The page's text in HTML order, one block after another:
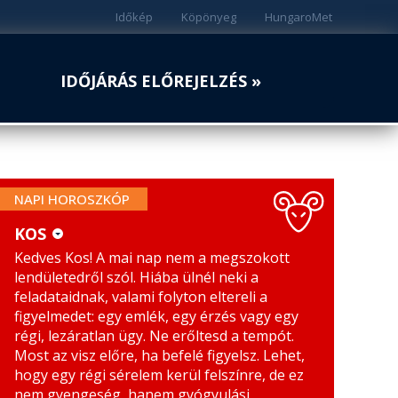
HungaroMet
Köpönyeg
Időkép
IDŐJÁRÁS ELŐREJELZÉS »
NAPI HOROSZKÓP
KOS
BIKA
IKREK
RÁK
MÉRLEG
SKORPIÓ
NYILAS
BAK
KOS
Kedves Kos! A mai nap nem a megszokott
lendületedről szól. Hiába ülnél neki a
feladataidnak, valami folyton eltereli a
figyelmedet: egy emlék, egy érzés vagy egy
régi, lezáratlan ügy. Ne erőltesd a tempót.
Most az visz előre, ha befelé figyelsz. Lehet,
hogy egy régi sérelem kerül felszínre, de ez